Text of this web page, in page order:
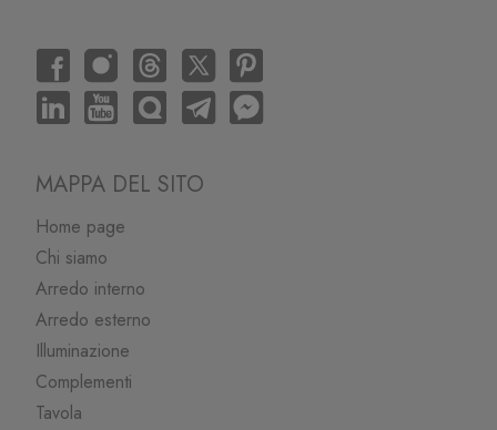
MAPPA DEL SITO
Home page
Chi siamo
Arredo interno
Arredo esterno
Illuminazione
Complementi
Tavola